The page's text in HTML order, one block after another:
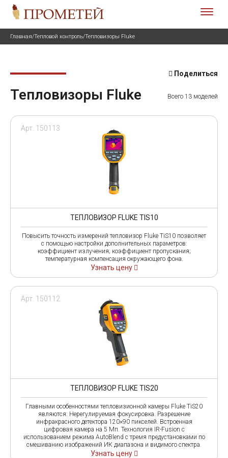
Главная/Тепловой контроль/Тепловизоры Fluke
Поделиться
Тепловизоры Fluke Всего 13 моделей
Арт. 150113
ТЕПЛОВИЗОР FLUKE TIS10
Повысить точность измерений тепловизор Fluke TiS10 позволяет
с помощью настройки дополнительных параметров:
коэффициент излучения; коэффициент пропускания;
температурная компенсация окружающего фона.
Узнать цену
Арт. 150112
ТЕПЛОВИЗОР FLUKE TIS20
Главными особенностями тепловизионной камеры Fluke TiS20
являются: Нерегулируемая фокусировка. Разрешение
инфракрасного детектора 120×90 пикселей. Встроенная
цифровая камера на 5 Мп. Технология IR-Fusion с
использованием режима AutoBlend с тремя предустановками по
смешиванию изображений ИК диапазона и видимого спектра.
Узнать цену